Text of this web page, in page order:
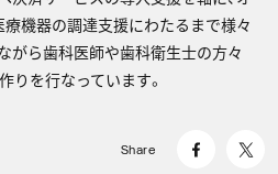
療機器の調達支援にわたるまで様々
がら歯科医師や歯科衛生士の方々
りを行なっています。
Share